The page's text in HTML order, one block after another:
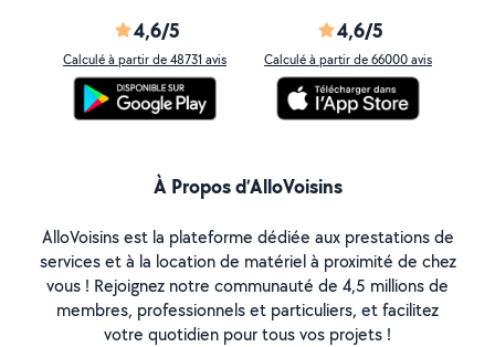
4,6/5
Calculé à partir de 48731 avis
4,6/5
Calculé à partir de 66000 avis
À Propos d’AlloVoisins
AlloVoisins est la plateforme dédiée aux prestations de
services et à la location de matériel à proximité de chez
vous ! Rejoignez notre communauté de 4,5 millions de
membres, professionnels et particuliers, et facilitez
votre quotidien pour tous vos projets !